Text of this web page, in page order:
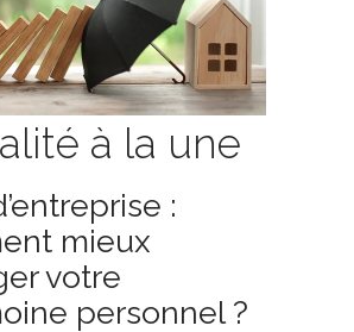
à la une
:
mieux
votre
personnel ?